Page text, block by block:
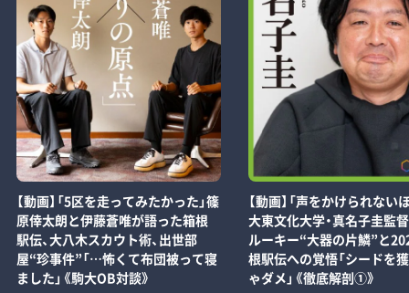
【動画】「5区を走ってみたかった」篠
原倖太朗と伊藤蒼唯が語った箱根
駅伝、大八木スカウト術、出世部
屋“珍事件”「…怖くて布団被って寝
ました」《駒大OB対談》
【動画】「声をかけられない
大東文化大学・真名子圭監
ルーキー“大器の片鱗”と
根駅伝への覚悟「シードを
ゃダメ」《徹底解剖①》